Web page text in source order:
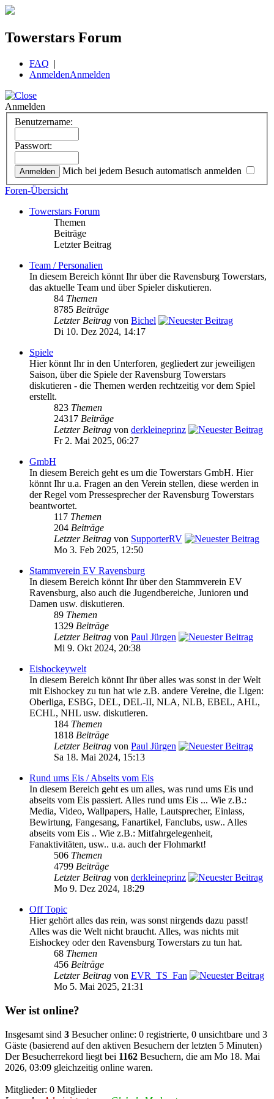
Towerstars Forum
FAQ |
AnmeldenAnmelden
Anmelden
Benutzername:
Passwort:
Mich bei jedem Besuch automatisch anmelden
Foren-Übersicht
Towerstars Forum
Themen
Beiträge
Letzter Beitrag
Team / Personalien
In diesem Bereich könnt Ihr über die Ravensburg Towerstars,
das aktuelle Team und über Spieler diskutieren.
84 Themen
8785 Beiträge
Letzter Beitrag von Bichel
Di 10. Dez 2024, 14:17
Spiele
Hier könnt Ihr in den Unterforen, gegliedert zur jeweiligen
Saison, über die Spiele der Ravensburg Towerstars
diskutieren - die Themen werden rechtzeitig vor dem Spiel
erstellt.
823 Themen
24317 Beiträge
Letzter Beitrag von derkleineprinz
Fr 2. Mai 2025, 06:27
GmbH
In diesem Bereich geht es um die Towerstars GmbH. Hier
könnt Ihr u.a. Fragen an den Verein stellen, diese werden in
der Regel vom Pressesprecher der Ravensburg Towerstars
beantwortet.
117 Themen
204 Beiträge
Letzter Beitrag von SupporterRV
Mo 3. Feb 2025, 12:50
Stammverein EV Ravensburg
In diesem Bereich könnt Ihr über den Stammverein EV
Ravensburg, also auch die Jugendbereiche, Junioren und
Damen usw. diskutieren.
89 Themen
1329 Beiträge
Letzter Beitrag von Paul Jürgen
Mi 9. Okt 2024, 20:38
Eishockeywelt
In diesem Bereich könnt Ihr über alles was sonst in der Welt
mit Eishockey zu tun hat wie z.B. andere Vereine, die Ligen:
Oberliga, ESBG, DEL, DEL-II, NLA, NLB, EBEL, AHL,
ECHL, NHL usw. diskutieren.
184 Themen
1818 Beiträge
Letzter Beitrag von Paul Jürgen
Sa 18. Mai 2024, 15:13
Rund ums Eis / Abseits vom Eis
In diesem Bereich geht es um alles, was rund ums Eis und
abseits vom Eis passiert. Alles rund ums Eis ... Wie z.B.:
Media, Video, Wallpapers, Halle, Lautsprecher, Einlass,
Bewirtung, Fangesang, Fanartikel, Fanclubs, usw.. Alles
abseits vom Eis .. Wie z.B.: Mitfahrgelegenheit,
Fanaktivitäten, usw.. u.a. auch der Flohmarkt!
506 Themen
4799 Beiträge
Letzter Beitrag von derkleineprinz
Mo 9. Dez 2024, 18:29
Off Topic
Hier gehört alles das rein, was sonst nirgends dazu passt!
Alles was die Welt nicht braucht. Alles, was nichts mit
Eishockey oder den Ravensburg Towerstars zu tun hat.
68 Themen
456 Beiträge
Letzter Beitrag von EVR_TS_Fan
Mo 5. Mai 2025, 21:31
Wer ist online?
Insgesamt sind 3 Besucher online: 0 registrierte, 0 unsichtbare und 3
Gäste (basierend auf den aktiven Besuchern der letzten 5 Minuten)
Der Besucherrekord liegt bei 1162 Besuchern, die am Mo 18. Mai
2026, 03:09 gleichzeitig online waren.
Mitglieder: 0 Mitglieder